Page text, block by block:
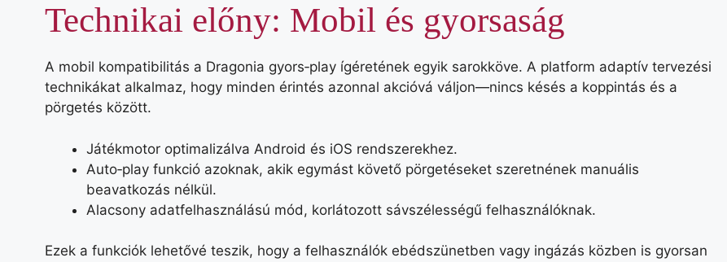
Technikai előny: Mobil és gyorsaság
A mobil kompatibilitás a Dragonia gyors‑play ígéretének egyik sarokköve. A platform adaptív tervezési
technikákat alkalmaz, hogy minden érintés azonnal akcióvá váljon—nincs késés a koppintás és a
pörgetés között.
Játékmotor optimalizálva Android és iOS rendszerekhez.
Auto‑play funkció azoknak, akik egymást követő pörgetéseket szeretnének manuális
beavatkozás nélkül.
Alacsony adatfelhasználású mód, korlátozott sávszélességű felhasználóknak.
Ezek a funkciók lehetővé teszik, hogy a felhasználók ebédszünetben vagy ingázás közben is gyorsan